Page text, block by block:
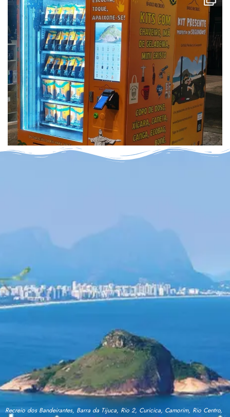
Recreio dos Bandeirantes, Barra da Tijuca, Rio 2, Curicica, Camorim, Rio Centro,